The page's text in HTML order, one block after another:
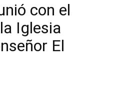
con el
Iglesia
El